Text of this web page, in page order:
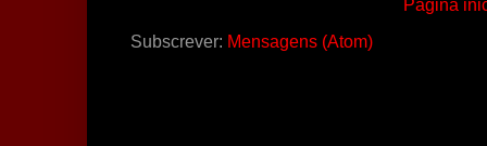
Subscrever: Mensagens (Atom)